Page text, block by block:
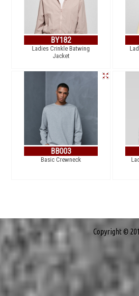
BY182
Ladies Crinkle Batwing
Jacket
BB003
Basic Crewneck
Copyright ©